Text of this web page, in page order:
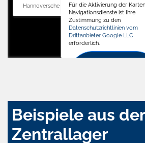
Hannoversche Str. 34, 31688 Nienstädt
Für die Aktivierung der
Navigationsdienste ist Ihre
Zustimmung zu den
Datenschutzrichtlinien vom
Drittanbieter Google LLC
erforderlich.
Beispiele aus
Zentrallager